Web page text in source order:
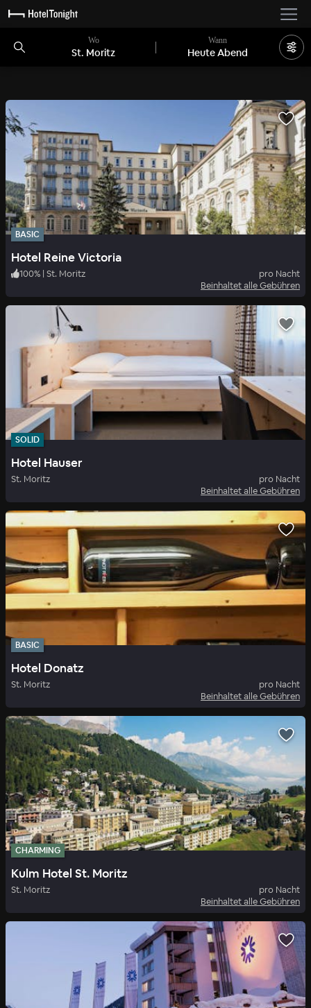
Wo
St. Moritz
Wann
Heute Abend
BASIC
Hotel Reine Victoria
100% | St. Moritz
pro Nacht
Beinhaltet alle Gebühren
SOLID
Hotel Hauser
St. Moritz
pro Nacht
Beinhaltet alle Gebühren
BASIC
Hotel Donatz
St. Moritz
pro Nacht
Beinhaltet alle Gebühren
CHARMING
Kulm Hotel St. Moritz
St. Moritz
pro Nacht
Beinhaltet alle Gebühren